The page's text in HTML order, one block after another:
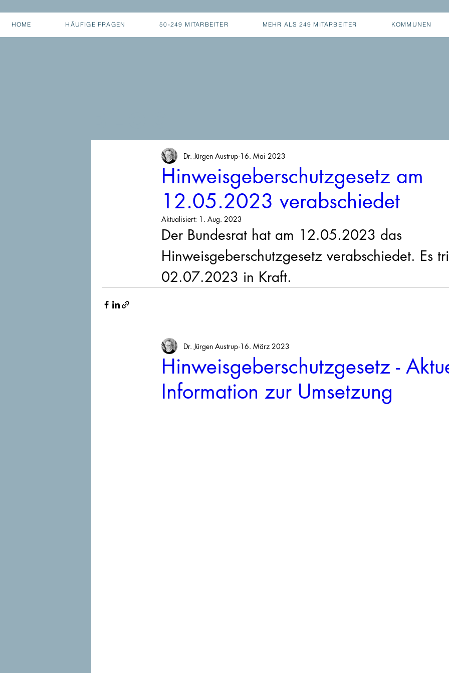
HOME HÄUFIGE FRAGEN 50-249 MITARBEITER MEHR ALS 249 MITARBEITER KOMMUNEN
Hinweisgeberschutzgesetz am
12.05.2023 verabschiedet
Dr. Jürgen Austrup 16. Mai 2023
Aktualisiert: 1. Aug. 2023
Der Bundesrat hat am 12.05.2023 das
Hinweisgeberschutzgesetz verabschiedet. Es
02.07.2023 in Kraft.
Hinweisgeberschutzgesetz -
Information zur Umsetzung
Dr. Jürgen Austrup 16. März 2023